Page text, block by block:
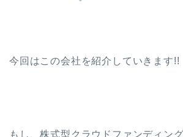
今回はこの会社を紹介していきます!!
もし、株式型クラウドファンディン